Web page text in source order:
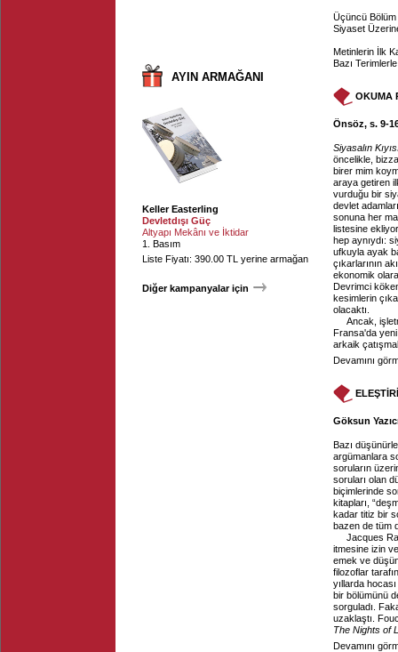
AYIN ARMAĞANI
Keller Easterling
Devletdışı Güç
Altyapı Mekânı ve İktidar
1. Basım
Liste Fiyatı: 390.00 TL yerine armağan
Diğer kampanyalar için
Üçüncü Bölüm
Siyaset
Metinlerin İlk
Bazı
OKUMA
Önsöz, s. 9-
Siyasalın
öncelikle,
birer mim
araya getiren
vurduğu bir
devlet
sonuna her
listesine
hep aynıydı:
ufkuyla ayak
çıkarlarının
ekonomik
Devrimci
kesimlerin
olacaktı.
Ancak,
Fransa'da yeni
arkaik
Devamını
Göksun
Bazı
argümanlara
soruların
soruları olan
biçimlerinde
kitapları,
kadar titiz bir
bazen de tüm
Jacques
itmesine izin
emek ve
filozoflar
yıllarda
bir bölümünü
sorguladı.
uzaklaştı.
The Nights of
Devamını